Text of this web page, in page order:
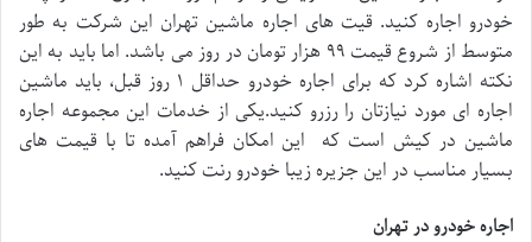
خودرو اجاره کنید. قیت های اجاره ماشین تهران این شرکت به طور
متوسط از شروع قیمت ۹۹ هزار تومان در روز می باشد. اما باید به این
نکته اشاره کرد که برای اجاره خودرو حداقل ۱ روز قبل، باید ماشین
اجاره ای مورد نیازتان را رزرو کنید.یکی از خدمات این مجموعه اجاره
ماشین در کیش است که این امکان فراهم آمده تا با قیمت های
بسیار مناسب در این جزیره زیبا خودرو رنت کنید.
اجاره خودرو در تهران